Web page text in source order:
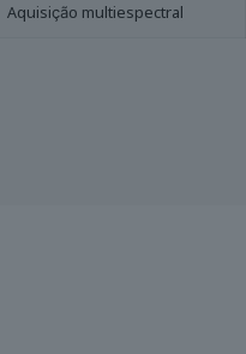
Aquisição multiespectral